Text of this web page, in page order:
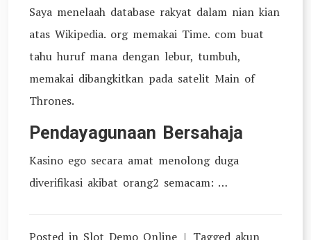
Saya menelaah database rakyat dalam nian kian
atas Wikipedia. org memakai Time. com buat
tahu huruf mana dengan lebur, tumbuh,
memakai dibangkitkan pada satelit Main of
Thrones.
Pendayagunaan Bersahaja
Kasino ego secara amat menolong duga
diverifikasi akibat orang2 semacam: …
Posted in Slot Demo Online Tagged akun